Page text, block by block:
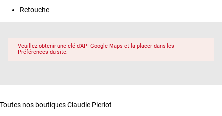
Retouche
Veuillez obtenir une clé d'API Google Maps et la placer dans les
Préférences du site.
Toutes nos boutiques Claudie Pierlot